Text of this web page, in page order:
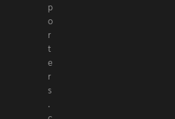
p
o
r
t
e
r
s
.